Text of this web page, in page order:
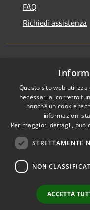
FAQ
Richiedi assistenza
Amministrazione
Informativa privacy
Note legali
Dichiarazione di
RSS
Questo sito web
necessari al corretto
nonché un cookie
informazioni
Per maggiori dettagli, può
STRETTAMENTE
NON
ACCETTA